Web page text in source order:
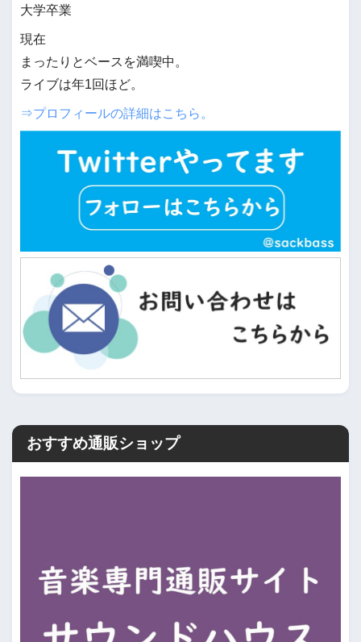
大学卒業
現在
まったりとベースを満喫中。
ライブは年1回ほど。
⇒プロフィールの詳細はこちら。
おすすめ通販ショップ